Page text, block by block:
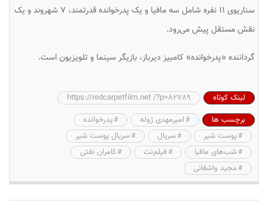
سناریوی ۱۱ نفره شامل سه مافیا و یک پدرخوانده قدرتمند، ۷ شهروند و یک
نقش مستقل پیش می‌رود.
گرداننده «پدرخوانده» کامبیز دیرباز، بازیگر سینما و تلویزیون است.
لینک کوتاه
https://redcarpetfilm.net /?p=82789
برچسب ها
امیرمهدی ژوله
پدرخوانده
پوست شیر
سریال
سریال پوست شیر
شب‌های مافیا
فیلم‌نت
کامران تفتی
مجید واشقانی